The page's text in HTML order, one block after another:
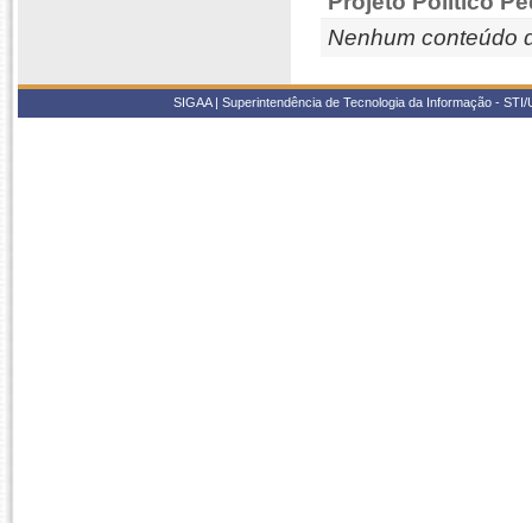
Nenhum conteúdo
SIGAA | Superintendência de Tecnologia da Informação -